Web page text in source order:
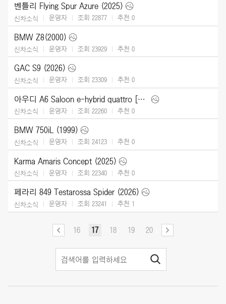
벤틀리 Flying Spur Azure (2025)
신차소식 운영자 조회 22877 추천 0
BMW Z8(2000)
신차소식 운영자 조회 23929 추천 0
GAC S9 (2026)
신차소식 운영자 조회 23309 추천 0
아우디 A6 Saloon e-hybrid quattro [UK] (2026)
신차소식 운영자 조회 22260 추천 0
BMW 750iL (1999)
신차소식 운영자 조회 24123 추천 0
Karma Amaris Concept (2025)
신차소식 운영자 조회 22340 추천 0
페라리 849 Testarossa Spider (2026)
신차소식 운영자 조회 23241 추천 1
16 17 18 19 20